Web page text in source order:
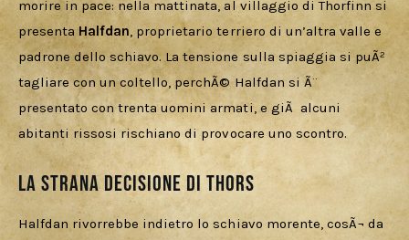
morire in pace: nella mattinata, al villaggio di Thorfinn si
presenta Halfdan, proprietario terriero di un’altra valle e
padrone dello schiavo. La tensione sulla spiaggia si puÃ²
tagliare con un coltello, perchÃ© Halfdan si Ã¨
presentato con trenta uomini armati, e giÃ  alcuni
abitanti rissosi rischiano di provocare uno scontro.
La strana decisione di Thors
Halfdan rivorrebbe indietro lo schiavo morente, cosÃ¬ da